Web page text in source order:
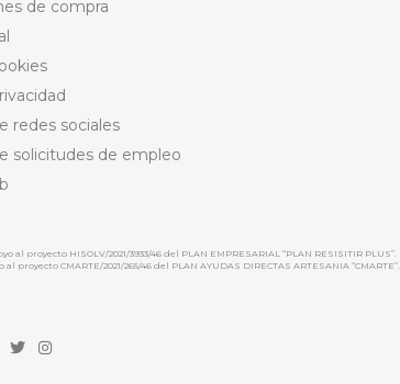
de compra
redes sociales
solicitudes de empleo
proyecto HISOLV/2021/3933/46 del PLAN EMPRESARIAL “PLAN RESISITIR PLUS”.
CMARTE/2021/265/46 del PLAN AYUDAS DIRECTAS ARTESANIA “CMARTE”.